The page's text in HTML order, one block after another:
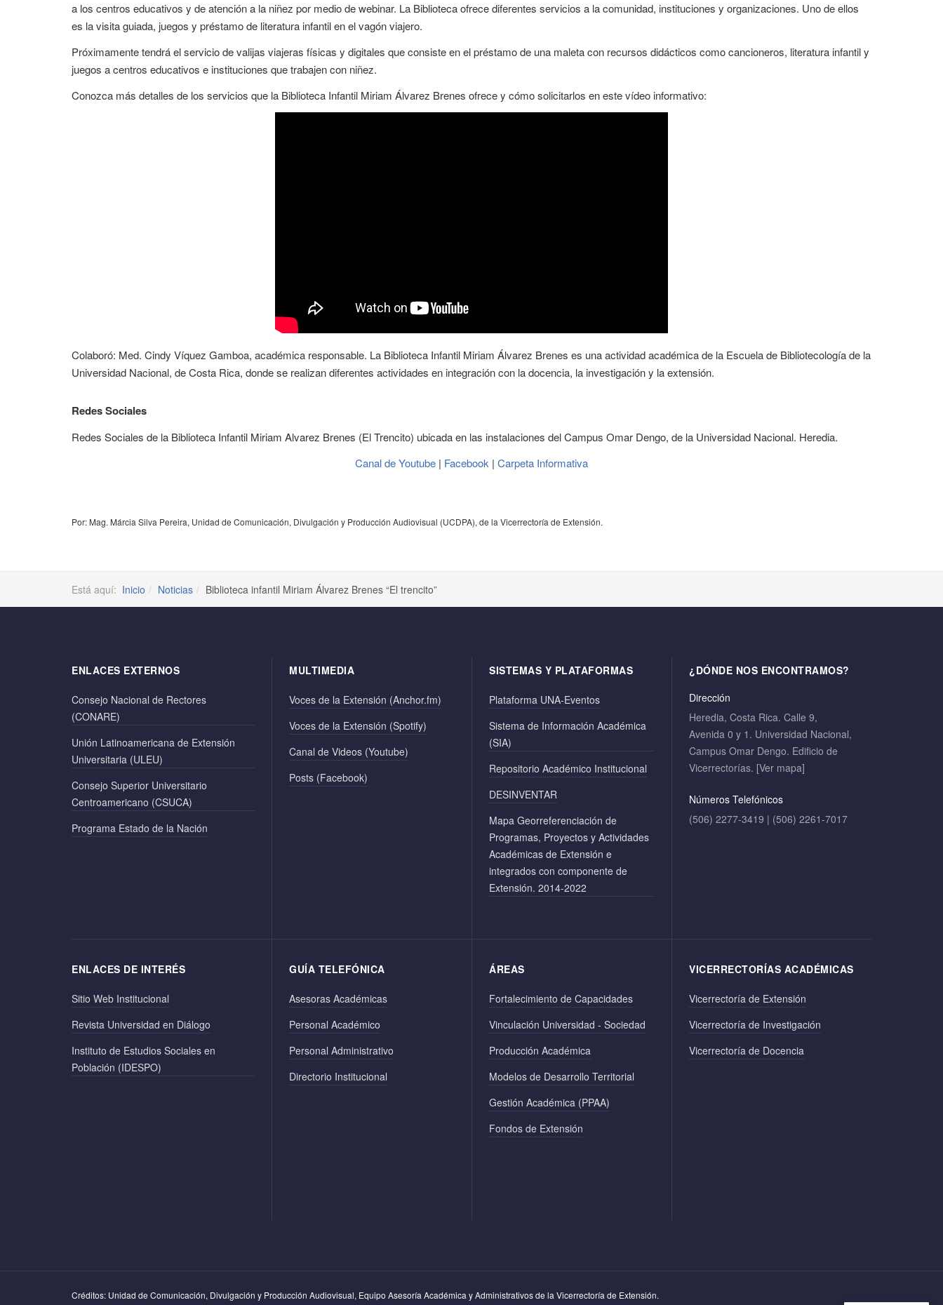
a los centros educativos y de atención a la niñez por medio de webinar. La Biblioteca ofrece diferentes servicios a la comunidad, instituciones y organizaciones. Uno de ellos
es la visita guiada, juegos y préstamo de literatura infantil en el vagón viajero.
Próximamente tendrá el servicio de valijas viajeras físicas y digitales que consiste en el préstamo de una maleta con recursos didácticos como cancioneros, literatura infantil y
juegos a centros educativos e instituciones que trabajen con niñez.
Conozca más detalles de los servicios que la Biblioteca Infantil Miriam Álvarez Brenes ofrece y cómo solicitarlos en este vídeo informativo:
Colaboró: Med. Cindy Víquez Gamboa, académica responsable. La Biblioteca Infantil Miriam Álvarez Brenes es una actividad académica de la Escuela de Bibliotecología de la
Universidad Nacional, de Costa Rica, donde se realizan diferentes actividades en integración con la docencia, la investigación y la extensión.
Redes Sociales
Redes Sociales de la Biblioteca Infantil Miriam Alvarez Brenes (El Trencito) ubicada en las instalaciones del Campus Omar Dengo, de la Universidad Nacional. Heredia.
Canal de Youtube | Facebook | Carpeta Informativa
Por: Mag. Márcia Silva Pereira, Unidad de Comunicación, Divulgación y Producción Audiovisual (UCDPA), de la Vicerrectoría de Extensión.
Está aquí: Inicio Noticias Biblioteca infantil Miriam Álvarez Brenes “El trencito”
ENLACES EXTERNOS
Consejo Nacional de Rectores
(CONARE)
Unión Latinoamericana de Extensión
Universitaria (ULEU)
Consejo Superior Universitario
Centroamericano (CSUCA)
Programa Estado de la Nación
ENLACES DE INTERÉS
Sitio Web Institucional
Revista Universidad en Diálogo
Instituto de Estudios Sociales en
Población (IDESPO)
MULTIMEDIA
Voces de la Extensión (Anchor.fm)
Voces de la Extensión (Spotify)
Canal de Videos (Youtube)
Posts (Facebook)
GUÍA TELEFÓNICA
Asesoras Académicas
Personal Académico
Personal Administrativo
Directorio Institucional
SISTEMAS Y PLATAFORMAS
Plataforma UNA-Eventos
Sistema de Información Académica
(SIA)
Repositorio Académico Institucional
DESINVENTAR
Mapa Georreferenciación de
Programas, Proyectos y Actividades
Académicas de Extensión e
integrados con componente de
Extensión. 2014-2022
ÁREAS
Fortalecimiento de Capacidades
Vinculación Universidad - Sociedad
Producción Académica
Modelos de Desarrollo Territorial
Gestión Académica (PPAA)
Fondos de Extensión
¿DÓNDE NOS ENCONTRAMOS?
Dirección
Heredia, Costa Rica. Calle 9,
Avenida 0 y 1. Universidad Nacional,
Campus Omar Dengo. Edificio de
Vicerrectorías. [Ver mapa]
Números Telefónicos
(506) 2277-3419 | (506) 2261-7017
VICERRECTORÍAS ACADÉMICAS
Vicerrectoría de Extensión
Vicerrectoría de Investigación
Vicerrectoría de Docencia
Créditos: Unidad de Comunicación, Divulgación y Producción Audiovisual, Equipo Asesoría Académica y Administrativos de la Vicerrectoría de Extensión.